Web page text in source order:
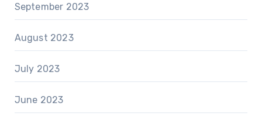
September 2023
August 2023
July 2023
June 2023